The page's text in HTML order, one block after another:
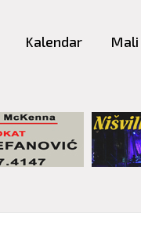
content
Kalendar